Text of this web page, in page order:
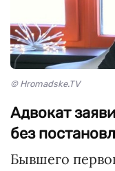
© Hromadske.TV
Адвокат
без
Бывшего